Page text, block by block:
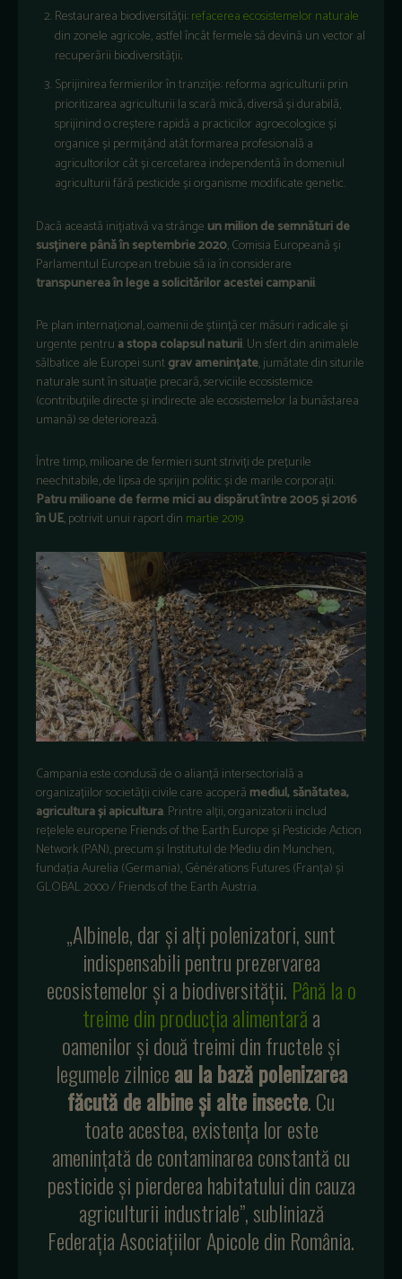
Restaurarea biodiversității:refacerea ecosistemelor naturale
din zonele agricole, astfel încât fermele să devină un vector al
recuperării biodiversității;
Sprijinirea fermierilor în tranziție: reforma agriculturii prin
prioritizarea agriculturii la scară mică, diversă și durabilă,
sprijinind o creștere rapidă a practicilor agroecologice și
organice și permițând atât formarea profesională a
agricultorilor cât și cercetarea independentă în domeniul
agriculturii fără pesticide și organisme modificate genetic.
Dacă această inițiativă va strânge un milion de semnături de
susținere până în septembrie 2020, Comisia Europeană și
Parlamentul European trebuie să ia în considerare
transpunerea în lege a solicitărilor acestei campanii.
Pe plan internațional, oamenii de știință cer măsuri radicale și
urgente pentru a stopa colapsul naturii. Un sfert din animalele
sălbatice ale Europei suntgrav amenințate, jumătate din siturile
naturale sunt în situație precară, serviciile ecosistemice
(contribuțiile directe și indirecte ale ecosistemelor la bunăstarea
umană) se deteriorează.
Între timp, milioane de fermieri sunt striviți de prețurile
neechitabile, de lipsa de sprijin politic și de marile corporații.
Patru milioane de ferme mici au dispărut între 2005 și 2016
în UE, potrivit unui raport din martie 2019.
Campania este condusă de o alianță intersectorială a
organizațiilor societății civile care acoperă mediul, sănătatea,
agricultura și apicultura. Printre alții, organizatorii includ
rețelele europene Friends of the Earth Europe și Pesticide Action
Network (PAN), precum și Institutul de Mediu din Munchen,
fundația Aurelia (Germania), Générations Futures (Franța) și
GLOBAL 2000 / Friends of the Earth Austria.
„Albinele, dar și alți polenizatori, sunt
indispensabili pentru prezervarea
ecosistemelor și a biodiversității. Până la o
treime din producția alimentarăa
oamenilor și două treimi din fructele și
legumele zilniceau la bază polenizarea
făcută de albine și alte insecte. Cu
toate acestea, existența lor este
amenințată de contaminarea constantă cu
pesticide și pierderea habitatului din cauza
agriculturii industriale”, subliniază
Federația Asociațiilor Apicole din România.